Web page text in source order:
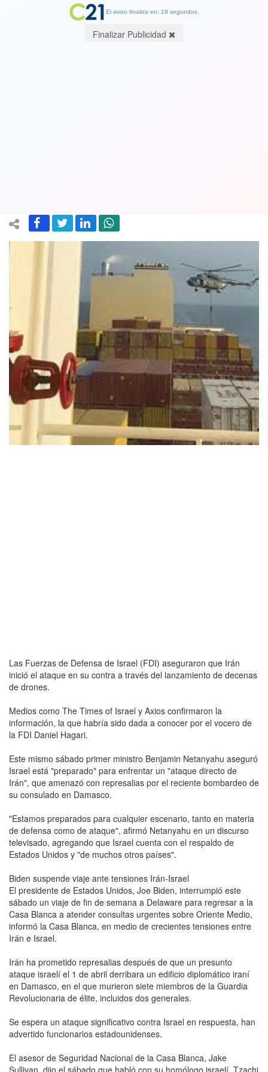
Las Fuerzas de Defensa de Israel (FDI) aseguraron que Irán
inició el ataque en su contra a través del lanzamiento de decenas
de drones.
Medios como The Times of Israel y Axios confirmaron la
información, la que habría sido dada a conocer por el vocero de
la FDI Daniel Hagari.
Este mismo sábado primer ministro Benjamin Netanyahu aseguró
Israel está "preparado" para enfrentar un "ataque directo de
Irán", que amenazó con represalias por el reciente bombardeo de
su consulado en Damasco.
"Estamos preparados para cualquier escenario, tanto en materia
de defensa como de ataque", afirmó Netanyahu en un discurso
televisado, agregando que Israel cuenta con el respaldo de
Estados Unidos y "de muchos otros países".
Biden suspende viaje ante tensiones Irán-Israel
El presidente de Estados Unidos, Joe Biden, interrumpió este
sábado un viaje de fin de semana a Delaware para regresar a la
Casa Blanca a atender consultas urgentes sobre Oriente Medio,
informó la Casa Blanca, en medio de crecientes tensiones entre
Irán e Israel.
Irán ha prometido represalias después de que un presunto
ataque israelí el 1 de abril derribara un edificio diplomático iraní
en Damasco, en el que murieron siete miembros de la Guardia
Revolucionaria de élite, incluidos dos generales.
Se espera un ataque significativo contra Israel en respuesta, han
advertido funcionarios estadounidenses.
El asesor de Seguridad Nacional de la Casa Blanca, Jake
Sullivan, dijo el sábado que habló con su homólogo israelí, Tzachi
El aviso finaliza en: 19 segundos.
Finalizar Publicidad